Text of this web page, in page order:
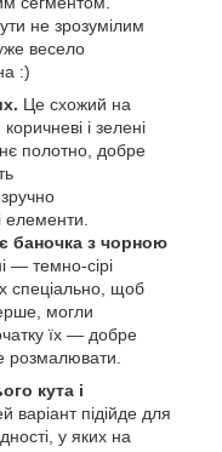
не зрозумілим
весело
:)
Це схожий на
і зелені
полотно, добре
елементи.
є баночка з чорною
— темно-сірі
спеціально, щоб
могли
їх — добре
розмалювати.
кута і
варіант підійде для
у яких на